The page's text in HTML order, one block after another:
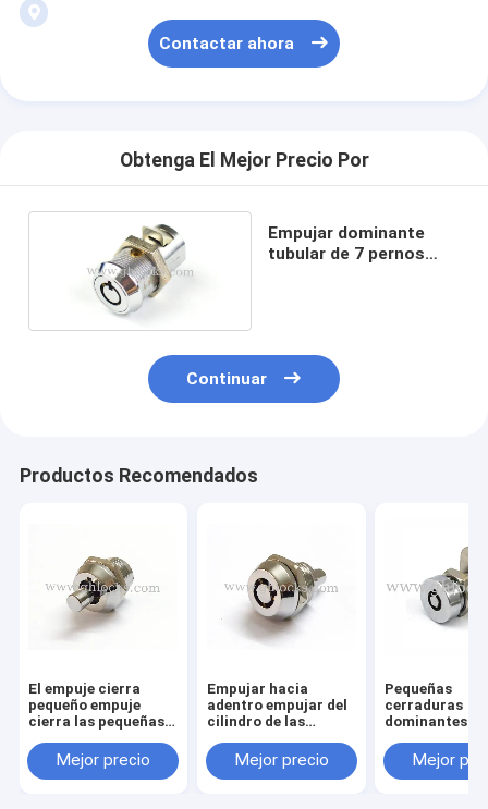
Contactar ahora
Obtenga El Mejor Precio Por
Empujar dominante
tubular de 7 pernos
Continuar
Productos Recomendados
El empuje cierra
pequeño empuje
cierra las pequeñas
empuje M12
Mejor precio
Empujar hacia
adentro empujar del
cilindro de las
adentro pequeño
empujar del cilindro
Mejor precio
Pequeñas
cerraduras
dominantes
del cilindro
Hexangular
Mejor